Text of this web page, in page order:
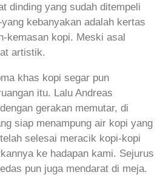
dinding yang sudah ditempeli
kebanyakan adalah kertas
kemasan kopi. Meski asal
artistik.
khas kopi segar pun
itu. Lalu Andreas
gerakan memutar, di
siap menampung air kopi yang
selesai meracik kopi-kopi
ke hadapan kami. Sejurus
pun juga mendarat di meja.